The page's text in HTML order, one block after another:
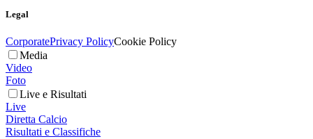
Legal
CorporatePrivacy PolicyCookie Policy
Media
Video
Foto
Live e Risultati
Live
Diretta Calcio
Risultati e Classifiche